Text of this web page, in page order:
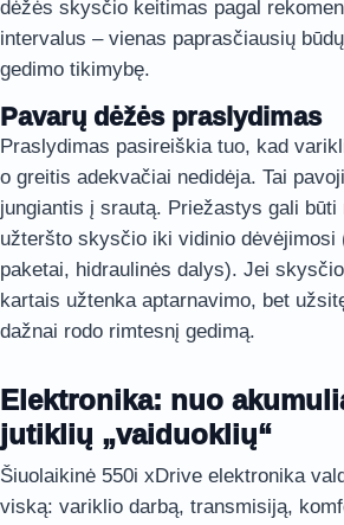
dėžės skysčio keitimas pagal
intervalus – vienas paprasčiausių
gedimo tikimybę.
Pavarų dėžės praslydimas
Praslydimas pasireiškia tuo, kad
o greitis adekvačiai nedidėja. Tai
jungiantis į srautą. Priežastys gali būti
užteršto skysčio iki vidinio dėvėjimosi
paketai, hidraulinės dalys). Jei
kartais užtenka aptarnavimo, bet
dažnai rodo rimtesnį gedimą.
Elektronika: nuo
jutiklių „vaiduoklių“
Šiuolaikinė 550i xDrive elektronika
viską: variklio darbą, transmisiją,